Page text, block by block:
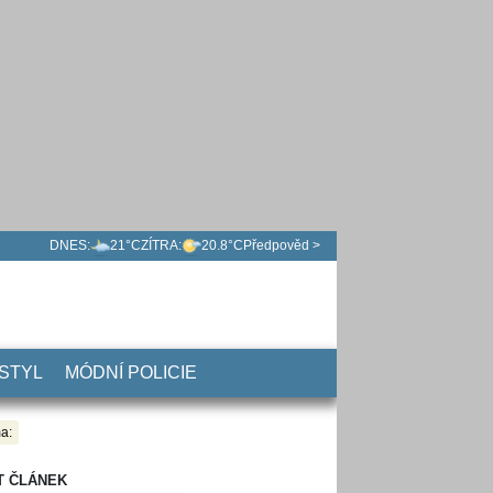
DNES: 21°CZÍTRA: 20.8°C Předpověd >
MÓDNÍ POLICIE
ČLÁNEK